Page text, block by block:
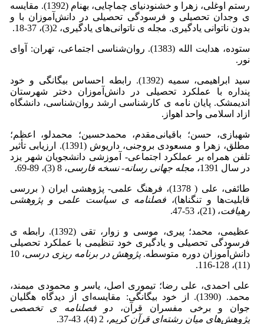
رستم اوغلی، زهرا و خشنودنیای چماچایی، بهنام (1392). مقایسه
ی وجدان تحصیلی و فرسودگی تحصیلی در دانش‌آموزان با و
بدون ناتوانی یادگیری. مجله ی ناتوانی‌های یادگیری، 2(3)، 37-18.
ستوده، هدایت الله (1383). روان‌شناسی اجتماعی، تهران: آوای
نور.
سید ابراهیمی، سمیه (1392). رابطه احساس بیگانگی و خود
پنداره با عملکرد تحصیلی در دانش‌آموزان دختر شهرستان
اندیمشک. پایان نامه ی کارشناسی ارشد روان‌شناسی، دانشگاه
ازاد اسلامی واحد اهواز.
شهبازی، حسن؛ باقیانی‌مقدم، محمدحسین؛ محمدلو، اعظم؛
مطلق، زهرا و مسعودی بروجنی، داریوش (1391). ارزیابی تأثیر
تلفن همراه بر عملکرد اجتماعی- آموزشی دانشجویان شهر یزد
در سال 1391،
مجله جهانی رسانه- نسخه فارسی، 8 (3)، 89-69.
طائفی، علی ( 1378)، فرهنگ علمی- پژوهشی ایران ( بررسی
قابلیت‌ها و تنگناها)، فصلنامه ی سیاست علمی و پژوهشی
رهیافت، (21)، 53-47.
عظیمی، محمد؛ پیری، موسی و زوار، تقی (1392). رابطه ی
فرسودگی تحصیلی و یادگیری خود تنظیمی با عملکرد تحصیلی
دانش‌آموزان دوره متوسطه.پژوهش در برنامه ریزی درسی ، 10
(11)، 128-116.
علی احمدی، علی رضا؛ تیموری اصل، یاسر و محمودی میمند،
محمد. (1390). از خود بیگانگی: مقایسه‌ای از دیدگاه هگلیان
جوان و برخی مفسران قرآن، دو فصلنامه ی تخصصی
پژوهش‌های میان رشته‌ای قرآن کریم، 2 (4)، 43-37.